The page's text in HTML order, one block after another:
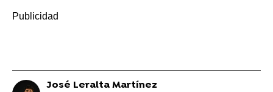
José Leralta Martínez